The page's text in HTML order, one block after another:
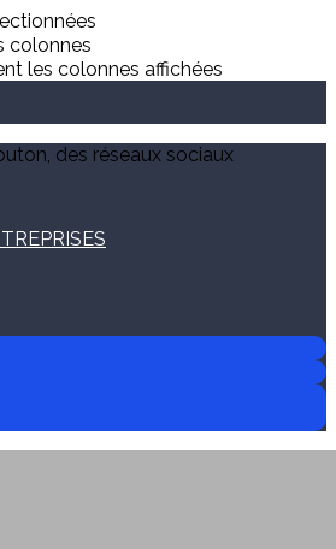
colonnes
les colonnes affichées
des réseaux sociaux